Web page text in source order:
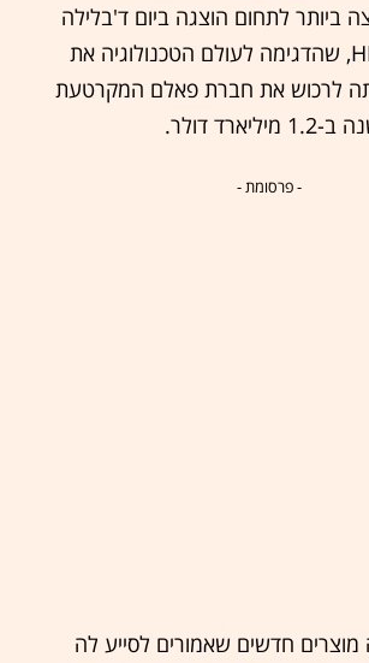
ביותר לתחום הוצגה ביום ד'בלילה
לראשונה על-ידי HP, שהדגימה לעולם הטכנולוגיה את
לרכוש את חברת פאלם המקרטעת
דולר.
- פרסומת -
חדשים שאמורים לסייע לה